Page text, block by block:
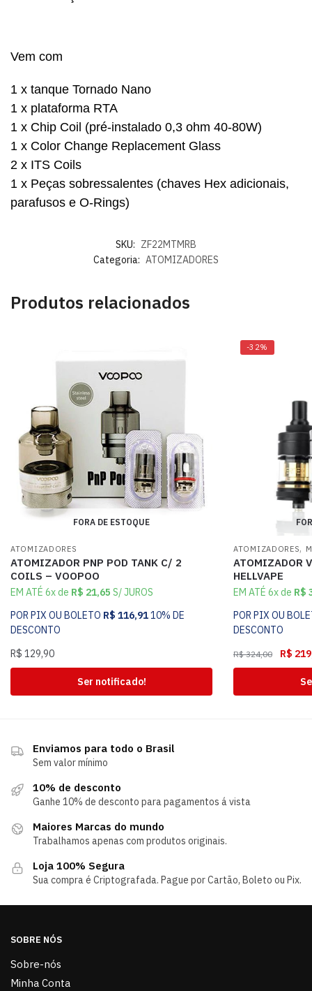
Vem com
1 x tanque Tornado Nano
1 x plataforma RTA
1 x Chip Coil (pré-instalado 0,3 ohm 40-80W)
1 x Color Change Replacement Glass
2 x ITS Coils
1 x Peças sobressalentes (chaves Hex adicionais,
parafusos e O-Rings)
SKU: ZF22MTMRB
Categoria: ATOMIZADORES
Produtos relacionados
FORA DE ESTOQUE
ATOMIZADORES
ATOMIZADOR PNP POD TANK C/ 2
COILS – VOOPOO
EM ATÉ 6x de R$ 21,65 S/ JUROS
POR PIX OU BOLETO R$ 116,9110% DE
DESCONTO
R$ 129,90
Ser notificado!
-32%
ATOMIZADORES,
ATOMIZADOR
HELLVAPE
EM ATÉ 6x de R$
POR PIX OU
DESCONTO
R$324,00 R$
Enviamos para todo o Brasil
Sem valor mínimo
10% de desconto
Ganhe 10% de desconto para pagamentos á vista
Maiores Marcas do mundo
Trabalhamos apenas com produtos originais.
Loja 100% Segura
Sua compra é Criptografada. Pague por Cartão, Boleto ou Pix.
SOBRE NÓS
Sobre-nós
Minha Conta